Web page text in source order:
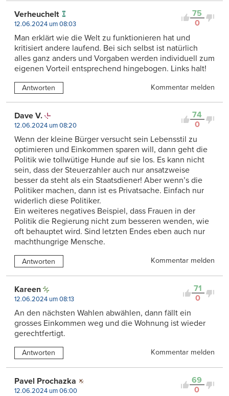
75
0
Verheuchelt
12.06.2024 um 08:03
Man erklärt wie die Welt zu funktionieren hat und
kritisiert andere laufend. Bei sich selbst ist natürlich
alles ganz anders und Vorgaben werden individuell zum
eigenen Vorteil entsprechend hingebogen. Links halt!
Antworten Kommentar melden
74
0
Dave V.
12.06.2024 um 08:20
Wenn der kleine Bürger versucht sein Lebensstil zu
optimieren und Einkommen sparen will, dann geht die
Politik wie tollwütige Hunde auf sie los. Es kann nicht
sein, dass der Steuerzahler auch nur ansatzweise
besser da steht als ein Staatsdiener! Aber wenn’s die
Politiker machen, dann ist es Privatsache. Einfach nur
widerlich diese Politiker.
Ein weiteres negatives Beispiel, dass Frauen in der
Politik die Regierung nicht zum besseren wenden, wie
oft behauptet wird. Sind letzten Endes eben auch nur
machthungrige Mensche.
Antworten Kommentar melden
71
0
Kareen
12.06.2024 um 08:13
An den nächsten Wahlen abwählen, dann fällt ein
grosses Einkommen weg und die Wohnung ist wieder
gerechtfertigt.
Antworten Kommentar melden
69
0
Pavel Prochazka
12.06.2024 um 06:00